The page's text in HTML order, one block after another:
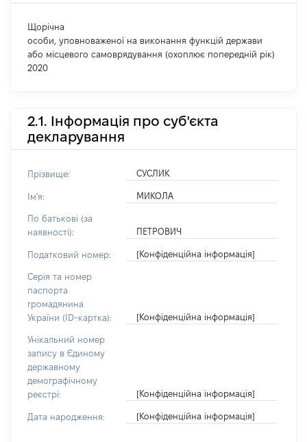
Щорічна
особи, уповноваженої на виконання функцій держави
або місцевого самоврядування (охоплює попередній рік)
2020
2.1. Інформація про суб'єкта
декларування
Прізвище: СУСЛИК
Ім'я: МИКОЛА
По батькові (за
наявності):
ПЕТРОВИЧ
Податковий номер: [Конфіденційна інформація]
Серія та номер
паспорта
громадянина
України (ID-картка):
[Конфіденційна інформація]
Унікальний номер
запису в Єдиному
державному
демографічному
реєстрі:
[Конфіденційна інформація]
Дата народження: [Конфіденційна інформація]